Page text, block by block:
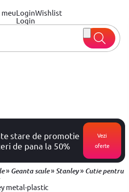
meuLogin
Login
Wishlist
stare de promotie
de pana la 50%
Vezi
oferte
» Geanta scule»Stanley» Cutie pentru
metal-plastic